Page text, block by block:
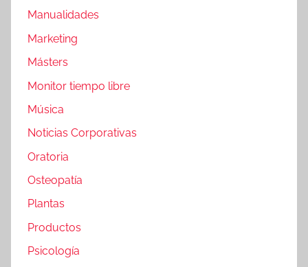
Manualidades
Marketing
Másters
Monitor tiempo libre
Música
Noticias Corporativas
Oratoria
Osteopatía
Plantas
Productos
Psicología